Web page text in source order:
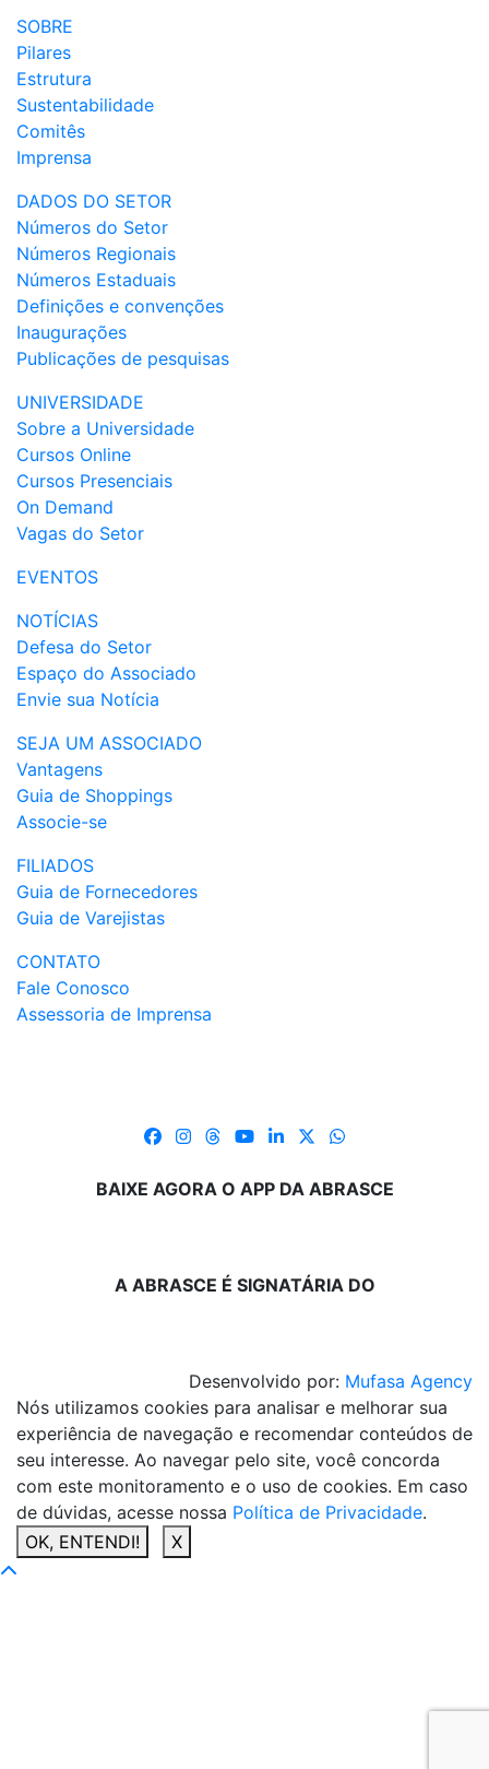
SOBRE
Pilares
Estrutura
Sustentabilidade
Comitês
Imprensa
DADOS DO SETOR
Números do Setor
Números Regionais
Números Estaduais
Definições e convenções
Inaugurações
Publicações de pesquisas
UNIVERSIDADE
Sobre a Universidade
Cursos Online
Cursos Presenciais
On Demand
Vagas do Setor
EVENTOS
NOTÍCIAS
Defesa do Setor
Espaço do Associado
Envie sua Notícia
SEJA UM ASSOCIADO
Vantagens
Guia de Shoppings
Associe-se
FILIADOS
Guia de Fornecedores
Guia de Varejistas
CONTATO
Fale Conosco
Assessoria de Imprensa
BAIXE AGORA O APP DA ABRASCE
A ABRASCE É SIGNATÁRIA DO
Desenvolvido por: Mufasa Agency
Nós utilizamos cookies para analisar e melhorar sua
experiência de navegação e recomendar conteúdos de
seu interesse. Ao navegar pelo site, você concorda
com este monitoramento e o uso de cookies. Em caso
de dúvidas, acesse nossa Política de Privacidade.
OK, ENTENDI!
X